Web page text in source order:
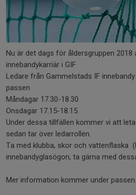
Nu är det dags för åldersgruppen 2018
innebandykarriär i GIF
Ledare från Gammelstads IF
passen
Måndagar 17.30-18.30
Onsdagar 17.15-18.15
Under dessa tillfällen kommer vi att
sedan tar över ledarrollen.
Ta med klubba, skor och vattenflaska
innebandyglasögon, ta gärna med
Mer information kommer under passen.